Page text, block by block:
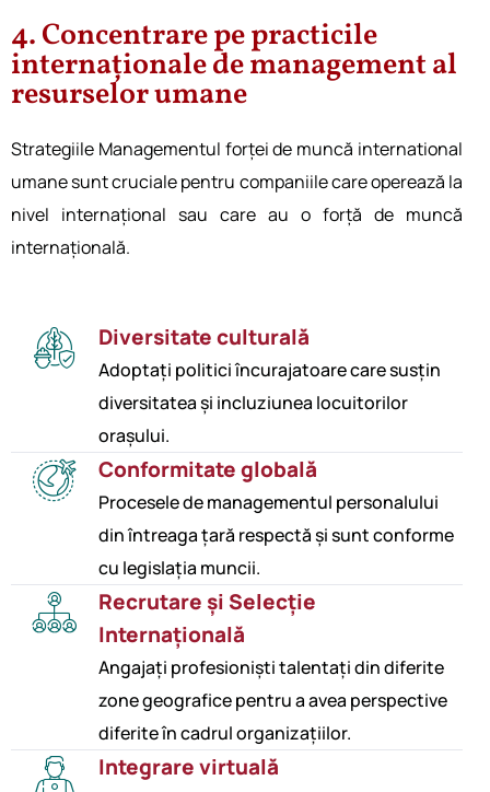
4. Concentrare pe practicile
internaționale de management al
resurselor umane
Strategiile Managementul forței de muncă international
umane sunt cruciale pentru companiile care operează la
nivel internațional sau care au o forță de muncă
internațională.
Diversitate culturală
Adoptați politici încurajatoare care susțin
diversitatea și incluziunea locuitorilor
orașului.
Conformitate globală
Procesele de managementul personalului
din întreaga țară respectă și sunt conforme
cu legislația muncii.
Recrutare și Selecție
Internațională
Angajați profesioniști talentați din diferite
zone geografice pentru a avea perspective
diferite în cadrul organizațiilor.
Integrare virtuală